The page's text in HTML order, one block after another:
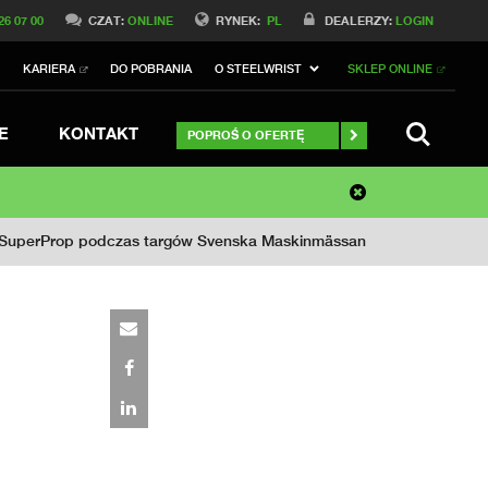
RYNEK: PL DEALERZY: LOGIN
07 00 CZAT:ONLINE
KARIERA DO POBRANIA O STEELWRIST SKLEP ONLINE
KONTAKT POPROŚ O OFERTĘ
podczas targów Svenska Maskinmässan